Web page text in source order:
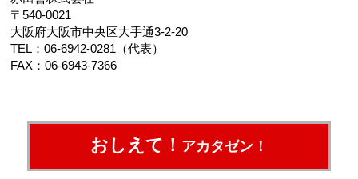
〒540-0021
大阪府大阪市中央区大手通3-2-20
TEL：06-6942-0281（代表）
FAX：06-6943-7366
おしえて！ アカタゼン！